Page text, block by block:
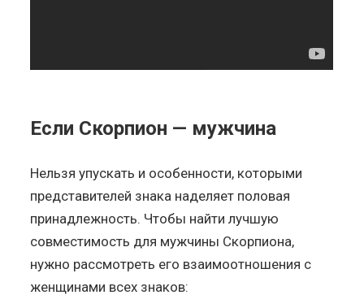
Если Скорпион — мужчина
Нельзя упускать и особенности, которыми
представителей знака наделяет половая
принадлежность. Чтобы найти лучшую
совместимость для мужчины Скорпиона,
нужно рассмотреть его взаимоотношения с
женщинами всех знаков: